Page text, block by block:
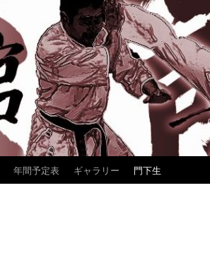
年間予定表 ギャラリー 門下生